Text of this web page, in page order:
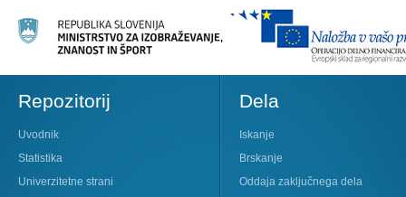
Repozitorij
Uvodnik
Statistika
Univerzitetne strani
Dela
Iskanje
Brskanje
Oddaja zaključnega dela